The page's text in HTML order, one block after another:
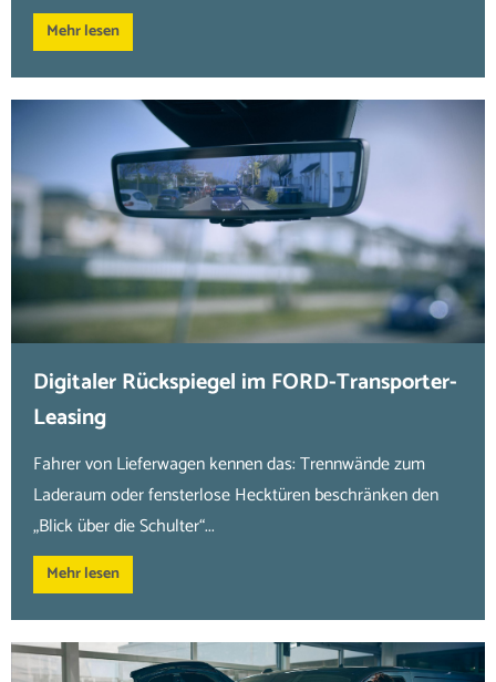
Mehr lesen
Digitaler Rückspiegel im FORD-Transporter-
Leasing
Fahrer von Lieferwagen kennen das: Trennwände zum
Laderaum oder fensterlose Hecktüren beschränken den
„Blick über die Schulter“...
Mehr lesen